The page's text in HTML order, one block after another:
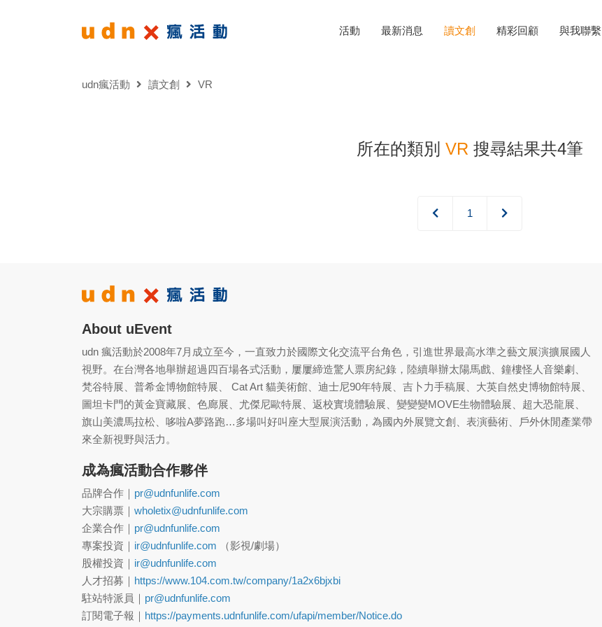
活動 最新消息 讀文創 精彩回顧 與我聯繫
udn瘋活動 讀文創 VR
所在的類別 VR 搜尋結果共4筆
1
About uEvent
udn 瘋活動於2008年7月成立至今，一直致力於國際文化交流平台角色，引進世界最高水準之藝文展演擴展國人
視野。在台灣各地舉辦超過四百場各式活動，屢屢締造驚人票房紀錄，陸續舉辦太陽馬戲、鐘樓怪人音樂劇、
梵谷特展、普希金博物館特展、 Cat Art 貓美術館、迪士尼90年特展、吉卜力手稿展、大英自然史博物館特展、
圖坦卡門的黃金寶藏展、色廊展、尤傑尼歐特展、返校實境體驗展、變變變MOVE生物體驗展、超大恐龍展、
旗山美濃馬拉松、哆啦A夢路跑…多場叫好叫座大型展演活動，為國內外展覽文創、表演藝術、戶外休閒產業帶
來全新視野與活力。
成為瘋活動合作夥伴
品牌合作｜ pr@udnfunlife.com
大宗購票｜ wholetix@udnfunlife.com
企業合作｜ pr@udnfunlife.com
專案投資｜ ir@udnfunlife.com （影視/劇場）
股權投資｜ ir@udnfunlife.com
人才招募｜ https://www.104.com.tw/company/1a2x6bjxbi
駐站特派員｜ pr@udnfunlife.com
訂閱電子報｜ https://payments.udnfunlife.com/ufapi/member/Notice.do